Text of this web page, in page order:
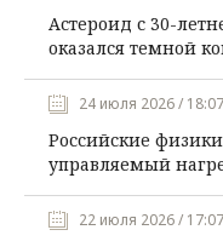
Астероид с 30-
оказался темной
24 июля 2026 / 18:07
Российские
управляемый
22 июля 2026 / 17:07